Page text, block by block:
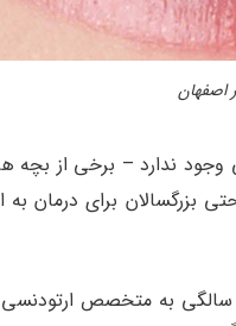
اصفهان
روند. حتی بزرگسالان برای
بسیاری از متخصصان ارتودنسی می گویند که یک کودک باید قبل